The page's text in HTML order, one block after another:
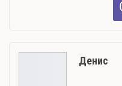
Денис